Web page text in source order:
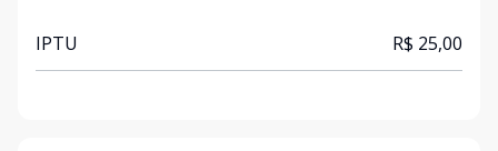
IPTU R$ 25,00